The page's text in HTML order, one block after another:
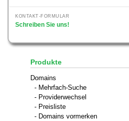
KONTAKT-FORMULAR
Schreiben Sie uns!
Produkte
Domains
- Mehrfach-Suche
- Providerwechsel
- Preisliste
- Domains vormerken